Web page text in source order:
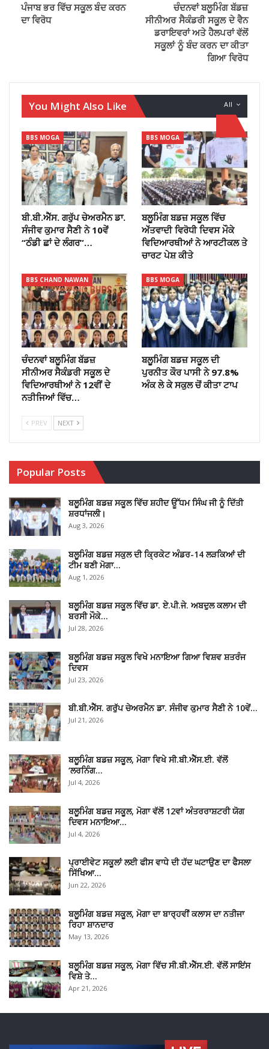
ਪੰਜਾਬ ਭਰ ਵਿੱਚ ਸਕੂਲ ਬੰਦ ਕਰਨ
ਦਾ ਵਿਰੋਧ
ਚੰਦਨਵਾਂ ਬਲੂਮਿੰਗ ਬੱਡਜ਼
ਸੀਨੀਅਰ ਸੈਕੰਡਰੀ ਸਕੂਲ ਦੇ ਵੈਨ
ਡਰਾਇਵਰਾਂ ਅਤੇ ਹੈਲਪਰਾਂ ਵੱਲੋਂ
ਸਕੂਲਾਂ ਨੂੰ ਬੰਦ ਕਰਨ ਦਾ ਕੀਤਾ
ਗਿਆ ਵਿਰੋਧ
All
You Might Also Like
BBS MOGA
ਬੀ.ਬੀ.ਐੱਸ. ਗਰੁੱਪ ਚੇਅਰਮੈਨ ਡਾ.
ਸੰਜੀਵ ਕੁਮਾਰ ਸੈਣੀ ਨੇ 10ਵੇਂ
“ਠੰਡੀ ਛਾਂ ਦੇ ਲੰਗਰ”…
BBS MOGA
ਬਲੂਮਿੰਗ ਬਡਜ਼ ਸਕੂਲ ਵਿੱਚ
ਅੱੱਤਵਾਦੀ ਵਿਰੋਧੀ ਦਿਵਸ ਮੌਕੇ
ਵਿਦਿਆਰਥੀਆਂ ਨੇ ਆਰਟੀਕਲ ਤੇ
ਚਾਰਟ ਪੇਸ਼ ਕੀਤੇ
BBS CHAND NAWAN
ਚੰਦਨਵਾਂ ਬਲੂਮਿੰਗ ਬੱਡਜ਼
ਸੀਨੀਅਰ ਸੈਕੰਡਰੀ ਸਕੂਲ ਦੇ
ਵਿਦਿਆਰਥੀਆਂ ਨੇ 12ਵੀਂ ਦੇ
ਨਤੀਜਿਆਂ ਵਿੱਚ…
BBS MOGA
ਬਲੂਮਿੰਗ ਬਡਜ਼ ਸਕੂਲ ਦੀ
ਪੁਰਨੀਤ ਕੌਰ ਪਾਸੀ ਨੇ 97.8%
ਅੰਕ ਲੇ ਕੇ ਸਕੁਲ ਚੋਂ ਕੀਤਾ ਟਾਪ
PREV NEXT
Popular Posts
ਬਲੂਮਿੰਗ ਬਡਜ਼ ਸਕੂਲ ਵਿੱਚ ਸ਼ਹੀਦ ਊੱਧਮ ਸਿੰਘ ਜੀ ਨੂੰ ਦਿੱਤੀ
ਸ਼ਰਧਾਂਜਲੀ।
Aug 3, 2026
ਬਲੂਮਿੰਗ ਬਡਜ਼ ਸਕੁਲ ਦੀ ਕ੍ਰਿਕੇਟ ਅੰਡਰ-14 ਲੜਕਿਆਂ ਦੀ
ਟੀਮ ਬਣੀ ਮੋਗਾ…
Aug 1, 2026
ਬਲੂਮਿੰਗ ਬਡਜ਼ ਸਕੂਲ ਵਿੱਚ ਡਾ. ਏ.ਪੀ.ਜੇ. ਅਬਦੁਲ ਕਲਾਮ ਦੀ
ਬਰਸੀ ਮੌਕੇ…
Jul 28, 2026
ਬਲੂਮਿੰਗ ਬਡਜ਼ ਸਕੂਲ ਵਿਖੇ ਮਨਾਇਆ ਗਿਆ ਵਿਸ਼ਵ ਸ਼ਤਰੰਜ
ਦਿਵਸ
Jul 23, 2026
ਬੀ.ਬੀ.ਐੱਸ. ਗਰੁੱਪ ਚੇਅਰਮੈਨ ਡਾ. ਸੰਜੀਵ ਕੁਮਾਰ ਸੈਣੀ ਨੇ 10ਵੇਂ…
Jul 21, 2026
ਬਲੂਮਿੰਗ ਬਡਜ਼ ਸਕੂਲ, ਮੋਗਾ ਵਿਖੇ ਸੀ.ਬੀ.ਐੱਸ.ਈ. ਵੱਲੋਂ
‘ਲਰਨਿੰਗ…
Jul 4, 2026
ਬਲੂਮਿੰਗ ਬਡਜ਼ ਸਕੂਲ, ਮੋਗਾ ਵੱਲੋਂ 12ਵਾਂ ਅੰਤਰਰਾਸ਼ਟਰੀ ਯੋਗ
ਦਿਵਸ ਮਨਾਇਆ…
Jul 4, 2026
ਪ੍ਰਾਈਵੇਟ ਸਕੂਲਾਂ ਲਈ ਫੀਸ ਵਾਧੇ ਦੀ ਹੱਦ ਘਟਾਉਣ ਦਾ ਫੈਸਲਾ
ਸਿੱਖਿਆ…
Jun 22, 2026
ਬਲੂਮਿੰਗ ਬਡਜ਼ ਸਕੂਲ, ਮੋਗਾ ਦਾ ਬਾਰ੍ਹਵੀਂ ਕਲਾਸ ਦਾ ਨਤੀਜਾ
ਰਿਹਾ ਸ਼ਾਨਦਾਰ
May 13, 2026
ਬਲੂਮਿੰਗ ਬਡਜ਼ ਸਕੂਲ, ਮੋਗਾ ਵਿੱਚ ਸੀ.ਬੀ.ਐੱਸ.ਈ. ਵੱਲੋਂ ਸਾਇਂਸ
ਵਿਸ਼ੇ ਤੇ…
Apr 21, 2026